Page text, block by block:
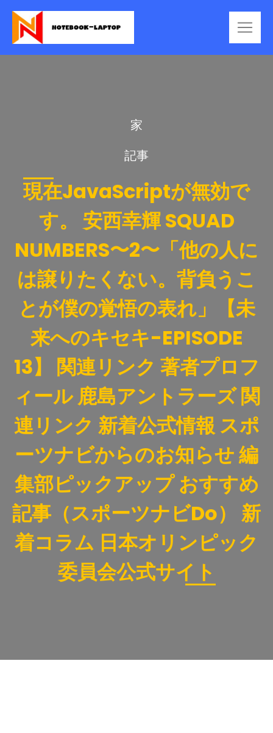
家
記事
現在JavaScriptが無効で
す。 安西幸輝 SQUAD
NUMBERS〜2〜「他の人に
は譲りたくない。背負うこ
とが僕の覚悟の表れ」【未
来へのキセキ-EPISODE
13】 関連リンク 著者プロフ
ィール 鹿島アントラーズ 関
連リンク 新着公式情報 スポ
ーツナビからのお知らせ 編
集部ピックアップ おすすめ
記事（スポーツナビDo） 新
着コラム 日本オリンピック
委員会公式サイト